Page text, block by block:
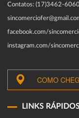
Contatos: (17)3462-
facebook.com/
instagram.com/
COMO
LINKS